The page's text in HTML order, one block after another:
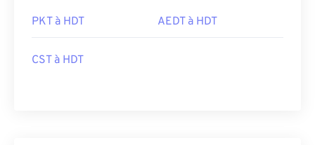
PKT à HDT AEDT à HDT
CST à HDT